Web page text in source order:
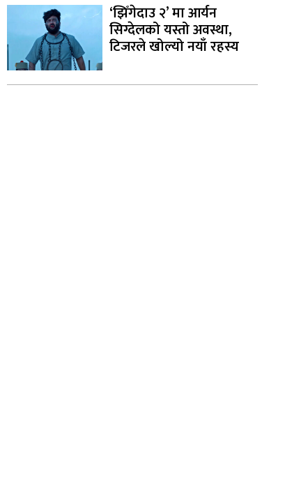
‘झिँगेदाउ २’ मा आर्यन
सिग्देलको यस्तो अवस्था,
टिजरले खोल्यो नयाँ रहस्य